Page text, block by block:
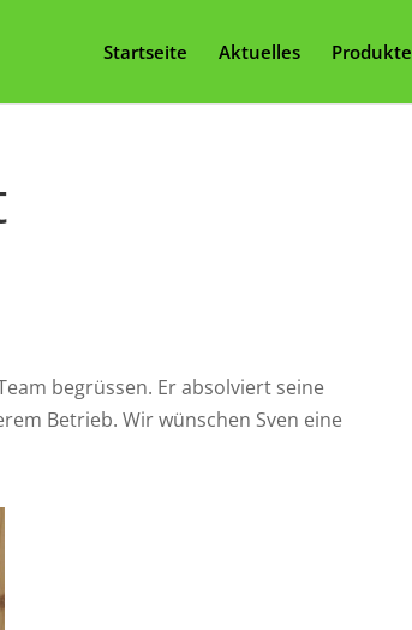
Startseite Aktuelles Produkte
begrüssen. Er absolviert seine
Betrieb. Wir wünschen Sven eine